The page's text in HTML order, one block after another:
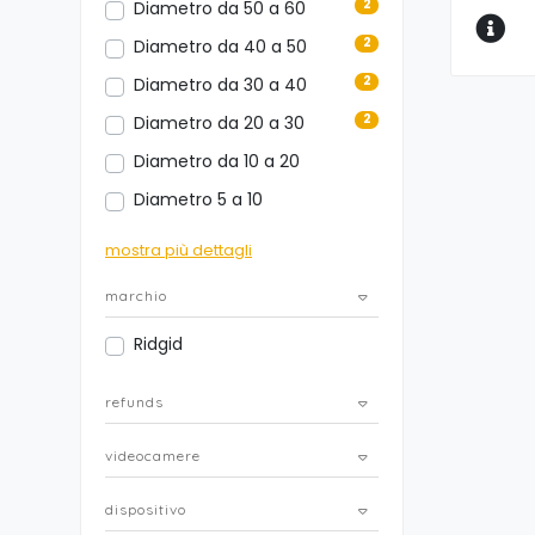
Diametro da 50 a 60 2
Diametro da 40 a 50 2
Diametro da 30 a 40 2
Diametro da 20 a 30 2
Diametro da 10 a 20
Diametro 5 a 10
mostra più dettagli
marchio
Ridgid
refunds
videocamere
dispositivo